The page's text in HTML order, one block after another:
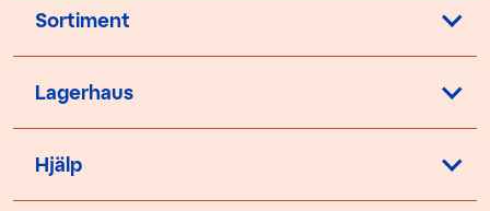
Sortiment
Lagerhaus
Hjälp